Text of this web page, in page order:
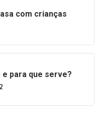
com crianças
e para que serve?